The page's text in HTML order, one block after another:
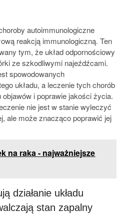
autoimmunologiczne
reakcją immunologiczną. Ten
tym, że układ odpornościowy
ze szkodliwymi najeźdźcami.
spowodowanych
układu, a leczenie tych chorób
i poprawie jakości życia.
nie jest w stanie wyleczyć
ale może znacząco poprawić jej
na raka - najważniejsze
działanie układu
stan zapalny